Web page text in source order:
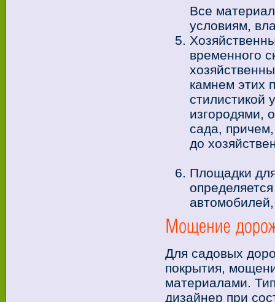
Все
условиям,
временного
камнем этих
стилистикой
изгородями,
сада,
до
Площадки
Для садовых
покрытия,
материалами.
дизайнер при